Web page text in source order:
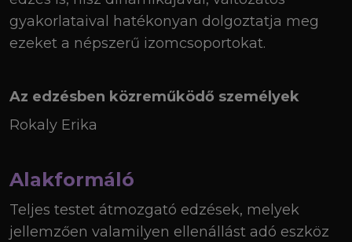
gyakorlataival hatékonyan dolgoztatja meg
ezeket a népszerű izomcsoportokat.
Az edzésben közreműködő személyek
Rokaly Erika
Alakformáló
Teljes testet átmozgató edzések, melyek
jellemzően valamilyen ellenállást adó eszköz